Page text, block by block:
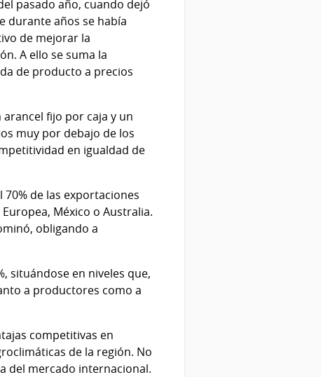
pasado año, cuando dejó
durante años se había
de mejorar la
A ello se suma la
de producto a precios
fijo por caja y un
muy por debajo de los
en igualdad de
de las exportaciones
México o Australia.
obligando a
situándose en niveles que,
a productores como a
competitivas en
de la región. No
del mercado internacional.